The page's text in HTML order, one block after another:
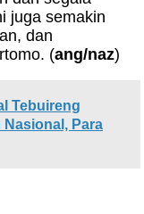
juga semakin
dan
(ang/naz)
Tebuireng
Para